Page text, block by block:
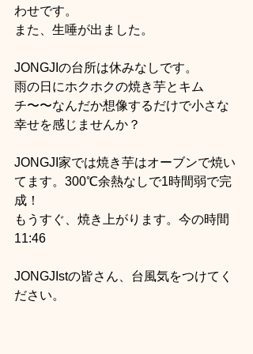
わせです。
また、生唾が出ました。
JONGJIの台所は休みなしです。
雨の日にホクホクの焼き芋とキム
チ〜〜なんだか想像するだけで小さな
幸せを感じませんか？
JONGJI家では焼き芋はオーブンで焼い
てます。300℃余熱なしで1時間弱で完
成！
もうすぐ、焼き上がります。今の時間
11:46
JONGJIstの皆さん、台風気をつけてく
ださい。